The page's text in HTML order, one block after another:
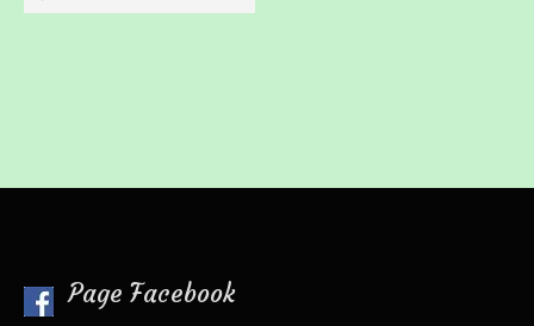
Page Facebook